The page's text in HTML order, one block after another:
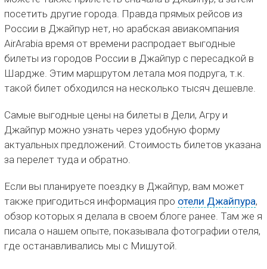
посетить другие города. Правда прямых рейсов из
России в Джайпур нет, но арабская авиакомпания
AirArabia время от времени распродает выгодные
билеты из городов России в Джайпур с пересадкой в
Шардже. Этим маршрутом летала моя подруга, т.к.
такой билет обходился на несколько тысяч дешевле.
Самые выгодные цены на билеты в Дели, Агру и
Джайпур можно узнать через удобную форму
актуальных предложений. Стоимость билетов указана
за перелет туда и обратно.
Если вы планируете поездку в Джайпур, вам может
также пригодиться информация про отели Джайпура,
обзор которых я делала в своем блоге ранее. Там же я
писала о нашем опыте, показывала фотографии отеля,
где останавливались мы с Мишутой.